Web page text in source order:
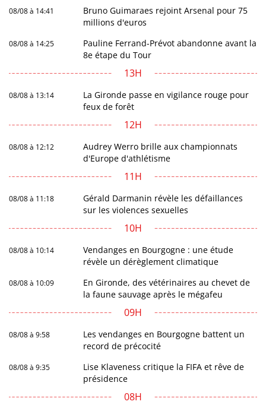
08/08 à 14:41
Bruno Guimaraes rejoint Arsenal pour 75
millions d'euros
08/08 à 14:25
Pauline Ferrand-Prévot abandonne avant la
8e étape du Tour
13H
08/08 à 13:14
La Gironde passe en vigilance rouge pour
feux de forêt
12H
08/08 à 12:12
Audrey Werro brille aux championnats
d'Europe d'athlétisme
11H
08/08 à 11:18
Gérald Darmanin révèle les défaillances
sur les violences sexuelles
10H
08/08 à 10:14
Vendanges en Bourgogne : une étude
révèle un dérèglement climatique
08/08 à 10:09
En Gironde, des vétérinaires au chevet de
la faune sauvage après le mégafeu
09H
08/08 à 9:58
Les vendanges en Bourgogne battent un
record de précocité
08/08 à 9:35
Lise Klaveness critique la FIFA et rêve de
présidence
08H